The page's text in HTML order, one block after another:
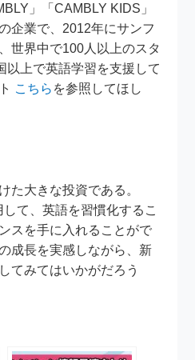
」「CAMBLY KIDS」
企業で、2012年にサンフ
世界中で100人以上のスタ
以上で英語学習を支援して
こちら を参照してほし
た大きな投資である。
て、英語を習慣化するこ
スを手に入れることがで
成長を実感しながら、新
てみてはいかがだろう